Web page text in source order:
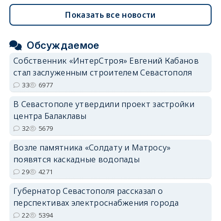
Показать все новости
Обсуждаемое
Собственник «ИнтерСтроя» Евгений Кабанов
стал заслуженным строителем Севастополя
33 6977
В Севастополе утвердили проект застройки
центра Балаклавы
32 5679
Возле памятника «Солдату и Матросу»
появятся каскадные водопады
29 4271
Губернатор Севастополя рассказал о
перспективах электроснабжения города
22 5394